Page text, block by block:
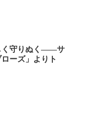
く守りぬく――サ
ーズ」よりト